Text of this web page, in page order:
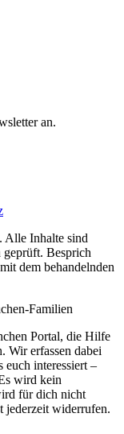
an.
Alle Inhalte sind
geprüft. Besprich
dem behandelnden
Familien
Portal, die Hilfe
Wir erfassen dabei
euch interessiert –
wird kein
für dich nicht
jederzeit widerrufen.